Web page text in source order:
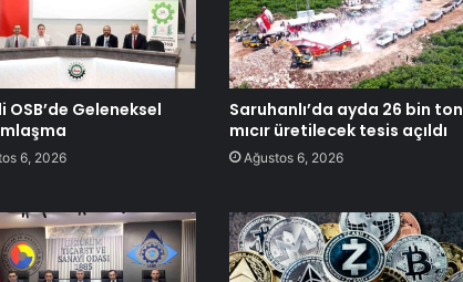
OSB’de Geleneksel
6, 2026
Saruhanlı’da ayda 26 bin ton
mıcır üretilecek tesis açıldı
Ağustos 6, 2026